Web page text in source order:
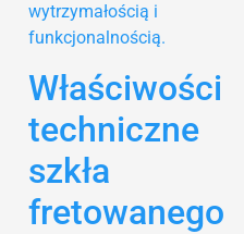
wytrzymałością i
funkcjonalnością.
Właściwości
techniczne
szkła
fretowanego